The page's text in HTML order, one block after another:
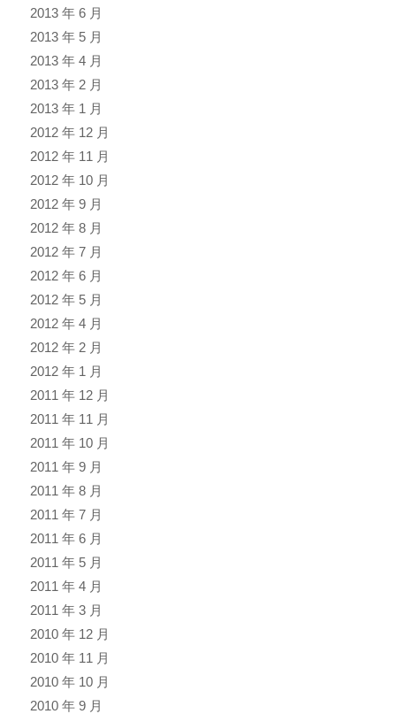
2013 年 6 月
2013 年 5 月
2013 年 4 月
2013 年 2 月
2013 年 1 月
2012 年 12 月
2012 年 11 月
2012 年 10 月
2012 年 9 月
2012 年 8 月
2012 年 7 月
2012 年 6 月
2012 年 5 月
2012 年 4 月
2012 年 2 月
2012 年 1 月
2011 年 12 月
2011 年 11 月
2011 年 10 月
2011 年 9 月
2011 年 8 月
2011 年 7 月
2011 年 6 月
2011 年 5 月
2011 年 4 月
2011 年 3 月
2010 年 12 月
2010 年 11 月
2010 年 10 月
2010 年 9 月